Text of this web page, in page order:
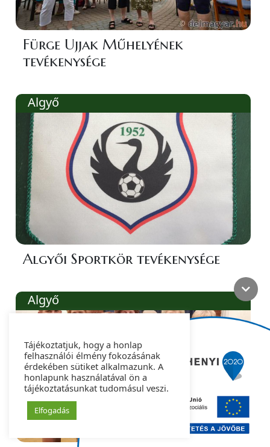
Fürge Ujjak Műhelyének
tevékenysége
Algyő
Algyői Sportkör tevékenysége
Algyő
Tájékoztatjuk, hogy a honlap
felhasználói élmény fokozásának
érdekében sütiket alkalmazunk. A
honlapunk használatával ön a
tájékoztatásunkat tudomásul veszi.
Elfogadás